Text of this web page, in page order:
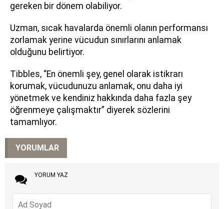
gereken bir dönem olabiliyor.
Uzman, sıcak havalarda önemli olanın performansı
zorlamak yerine vücudun sınırlarını anlamak
olduğunu belirtiyor.
Tibbles, “En önemli şey, genel olarak istikrarı
korumak, vücudunuzu anlamak, onu daha iyi
yönetmek ve kendiniz hakkında daha fazla şey
öğrenmeye çalışmaktır” diyerek sözlerini
tamamlıyor.
YORUMLAR
YORUM YAZ